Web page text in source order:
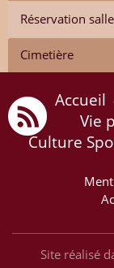
Réservation
Cimetière
Accueil
Vie
Culture
Site réalisé